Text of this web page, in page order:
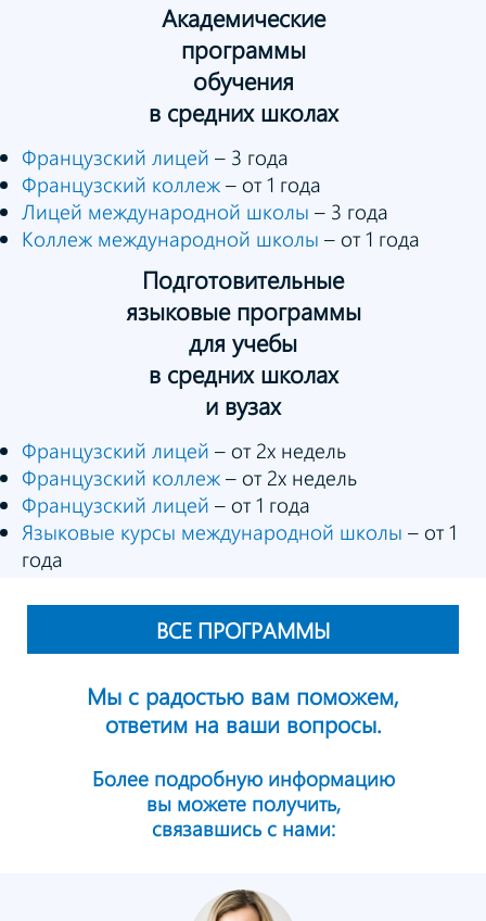
Академические
программы
обучения
в средних школах
Французский лицей – 3 года
Французский коллеж – от 1 года
Лицей международной школы – 3 года
Коллеж международной школы – от 1 года
Подготовительные
языковые программы
для учебы
в средних школах
и вузах
Французский лицей – от 2х недель
Французский коллеж – от 2х недель
Французский лицей – от 1 года
Языковые курсы международной школы – от 1
года
ВСЕ ПРОГРАММЫ
Мы с радостью вам поможем,
ответим на ваши вопросы.
Более подробную информацию
вы можете получить,
связавшись с нами: